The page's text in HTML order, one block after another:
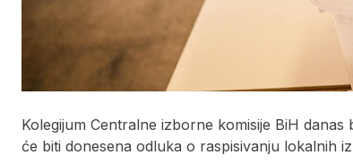
Kolegijum Centralne izborne komisije BiH
će biti donesena odluka o raspisivanju lokalnih